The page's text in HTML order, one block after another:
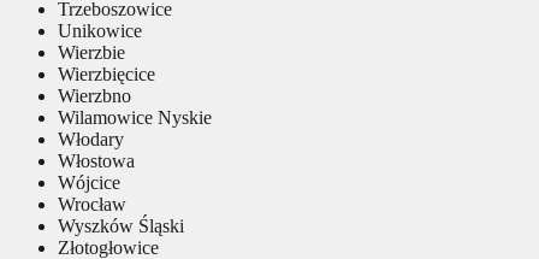
Trzeboszowice
Unikowice
Wierzbie
Wierzbięcice
Wierzbno
Wilamowice Nyskie
Włodary
Włostowa
Wójcice
Wrocław
Wyszków Śląski
Złotogłowice